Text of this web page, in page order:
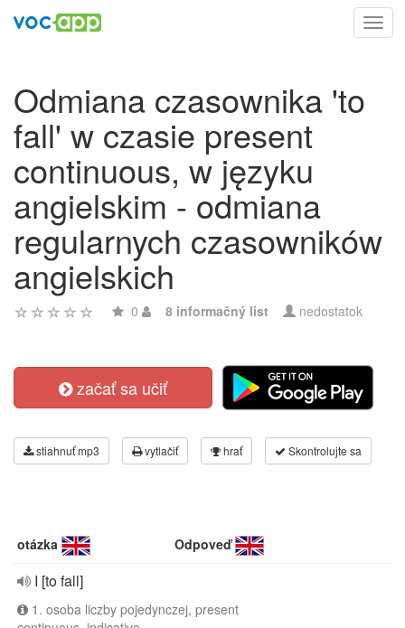
Odmiana czasownika 'to
fall' w czasie present
continuous, w języku
angielskim - odmiana
regularnych czasowników
angielskich
0 8 informačný list nedostatok
začať sa učiť
stiahnuť mp3 vytlačiť hrať Skontrolujte sa
otázka Odpoveď
I [to fall]
1. osoba liczby pojedynczej, present